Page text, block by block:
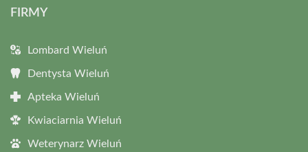
FIRMY
Lombard Wieluń
Dentysta Wieluń
Apteka Wieluń
Kwiaciarnia Wieluń
Weterynarz Wieluń